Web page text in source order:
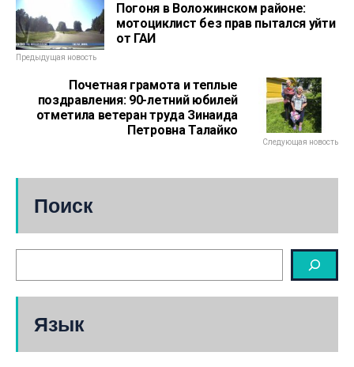
Погоня в Воложинском районе:
мотоциклист без прав пытался уйти
от ГАИ
Предыдущая новость
Почетная грамота и теплые
поздравления: 90-летний юбилей
отметила ветеран труда Зинаида
Петровна Талайко
Следующая новость
Поиск
Язык